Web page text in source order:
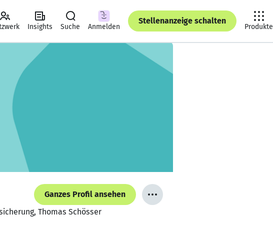
Insights Suche Anmelden
Stellenanzeige schalten
Produkte
Ganzes Profil ansehen
Thomas Schösser